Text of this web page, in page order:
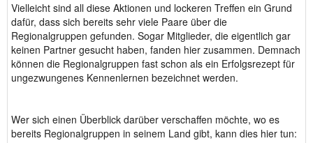
Vielleicht sind all diese Aktionen und lockeren Treffen ein Grund
dafür, dass sich bereits sehr viele Paare über die
Regionalgruppen gefunden. Sogar Mitglieder, die eigentlich gar
keinen Partner gesucht haben, fanden hier zusammen. Demnach
können die Regionalgruppen fast schon als ein Erfolgsrezept für
ungezwungenes Kennenlernen bezeichnet werden.
Wer sich einen Überblick darüber verschaffen möchte, wo es
bereits Regionalgruppen in seinem Land gibt, kann dies hier tun: